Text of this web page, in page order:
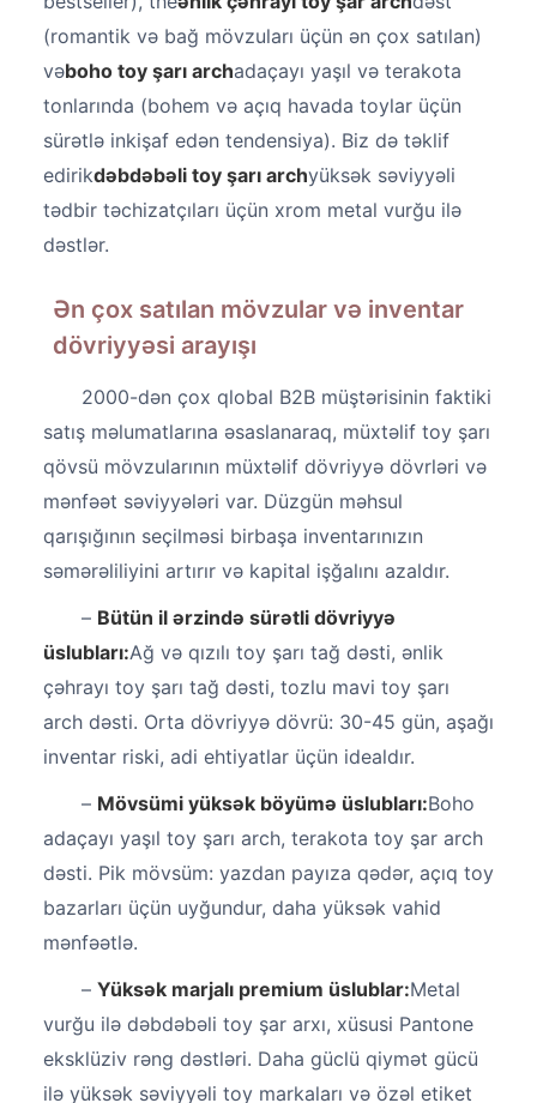
(romantik və bağ mövzuları üçün ən çox satılan)
vəboho toy şarı archadaçayı yaşıl və terakota
tonlarında (bohem və açıq havada toylar üçün
sürətlə inkişaf edən tendensiya). Biz də təklif
edirikdəbdəbəli toy şarı archyüksək səviyyəli
tədbir təchizatçıları üçün xrom metal vurğu ilə
dəstlər.
Ən çox satılan mövzular və inventar
dövriyyəsi arayışı
2000-dən çox qlobal B2B müştərisinin faktiki
satış məlumatlarına əsaslanaraq, müxtəlif toy şarı
qövsü mövzularının müxtəlif dövriyyə dövrləri və
mənfəət səviyyələri var. Düzgün məhsul
qarışığının seçilməsi birbaşa inventarınızın
səmərəliliyini artırır və kapital işğalını azaldır.
– Bütün il ərzində sürətli dövriyyə
üslubları:Ağ və qızılı toy şarı tağ dəsti, ənlik
çəhrayı toy şarı tağ dəsti, tozlu mavi toy şarı
arch dəsti. Orta dövriyyə dövrü: 30-45 gün, aşağı
inventar riski, adi ehtiyatlar üçün idealdır.
– Mövsümi yüksək böyümə üslubları:Boho
adaçayı yaşıl toy şarı arch, terakota toy şar arch
dəsti. Pik mövsüm: yazdan payıza qədər, açıq toy
bazarları üçün uyğundur, daha yüksək vahid
mənfəətlə.
– Yüksək marjalı premium üslublar:Metal
vurğu ilə dəbdəbəli toy şar arxı, xüsusi Pantone
eksklüziv rəng dəstləri. Daha güclü qiymət gücü
ilə yüksək səviyyəli toy markaları və özəl etiket